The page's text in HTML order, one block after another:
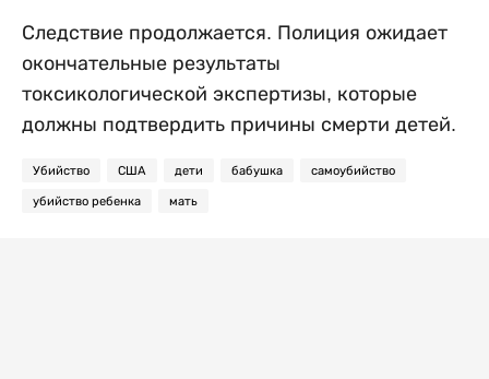
Следствие продолжается. Полиция ожидает
окончательные результаты
токсикологической экспертизы, которые
должны подтвердить причины смерти детей.
Убийство США дети бабушка самоубийство
убийство ребенка мать